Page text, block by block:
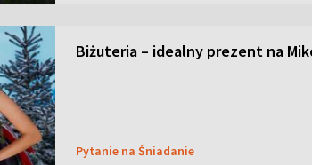
Biżuteria – idealny prezent na
Pytanie na Śniadanie